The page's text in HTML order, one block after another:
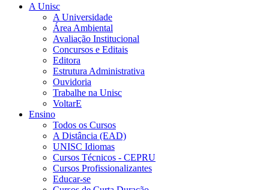
A Unisc
A Universidade
Área Ambiental
Avaliação Institucional
Concursos e Editais
Editora
Estrutura Administrativa
Ouvidoria
Trabalhe na Unisc
VoltarE
Ensino
Todos os Cursos
A Distância (EAD)
UNISC Idiomas
Cursos Técnicos - CEPRU
Cursos Profissionalizantes
Educar-se